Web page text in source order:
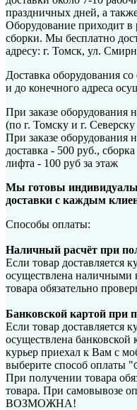
праздничных дней, а
Оборудование приходит в
сборки. Мы бесплатно
адресу: г. Томск, ул.
Доставка оборудования
и до конечного адреса
При заказе оборудования
(по г. Томску и г.
При заказе оборудования
доставка - 500 руб.,
лифта - 100 руб за этаж
Мы готовы
доставки с каждым
Способы оплаты:
Наличный расчёт при
Если товар доставляется
осуществлена наличными
товара обязательно
Банковской картой при
Если товар доставляется
осуществлена банковской
курьер приехал к Вам с
выберите способ оплаты "
При получении товара
товара. При самовывозе
ВОЗМОЖНА!